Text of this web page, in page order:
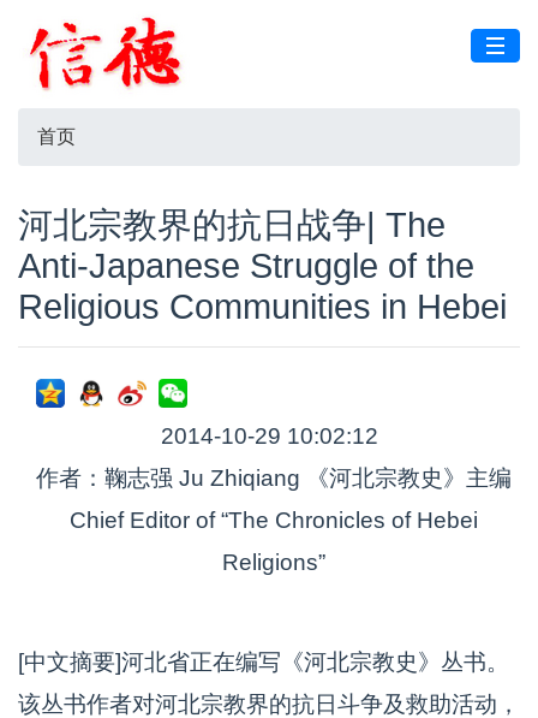
首页
河北宗教界的抗日战争| The
Anti-Japanese Struggle of the
Religious Communities in Hebei
2014-10-29 10:02:12
作者：鞠志强 Ju Zhiqiang 《河北宗教史》主编
Chief Editor of “The Chronicles of Hebei
Religions”
[中文摘要]河北省正在编写《河北宗教史》丛书。
该丛书作者对河北宗教界的抗日斗争及救助活动，